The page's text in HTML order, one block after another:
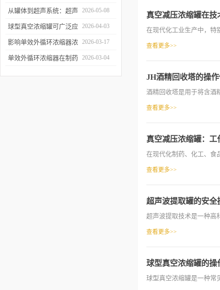
本精华萃取成套工艺流程
从罐体到超声系统：超声
波提取罐的结构特点解析
2026-05-08
球型真空浓缩罐可广泛应
用于哪些行业？应用优势
有哪些？
2026-04-03
影响单效外循环浓缩器浓
缩效果、物料纯度的关键
2026-03-17
单效外循环浓缩器在制药 2026-03-04
真空减压浓缩罐在
在现代化工业生产中，特
查看更多>>
JH酒精回收塔的操
酒精回收塔是用于将含酒
查看更多>>
真空减压浓缩罐：
在现代化制药、化工、食
查看更多>>
超声波提取罐的安全
超声波提取技术是一种高
查看更多>>
球型真空浓缩罐的操
球型真空浓缩罐是一种常